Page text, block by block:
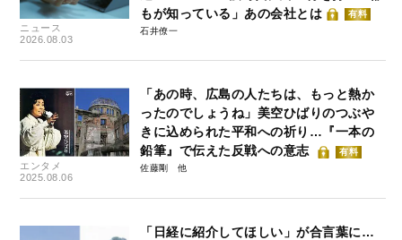
ニュース
2026.08.03
もが知っている」あの会社とは
有料
石井僚一
エンタメ
2025.08.06
「あの時、広島の人たちは、もっと熱か
ったのでしょうね」美空ひばりのつぶや
きに込められた平和への祈り…『一本の
鉛筆』で伝えた反戦への意志
有料
佐藤剛
「日経に紹介してほしい」が合言葉に…